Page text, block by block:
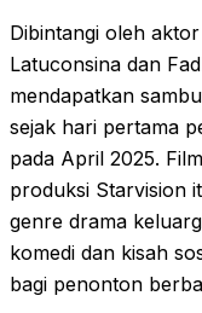
Dibintangi oleh
Latuconsina dan
mendapatkan
sejak hari pertama
pada April 2025.
produksi Starvision
genre drama
komedi dan kisah
bagi penonton